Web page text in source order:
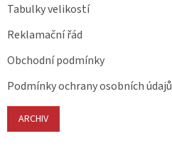
Tabulky velikostí
Reklamační řád
Obchodní podmínky
Podmínky ochrany osobních údajů
ARCHIV